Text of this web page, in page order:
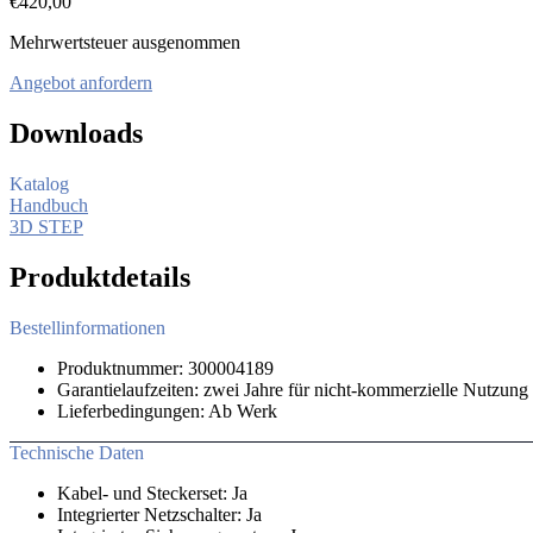
Mehrwertsteuer ausgenommen
Angebot anfordern
Downloads
Katalog
Handbuch
3D STEP
Produktdetails
Bestellinformationen
Produktnummer: 300004189
Garantielaufzeiten: zwei Jahre für nicht-kommerzielle
Lieferbedingungen: Ab Werk
Technische Daten
Kabel- und Steckerset: Ja
Integrierter Netzschalter: Ja